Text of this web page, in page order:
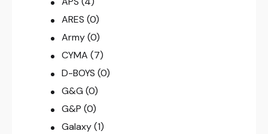
ARES (0)
Army (0)
CYMA (7)
D-BOYS (0)
G&G (0)
G&P (0)
Galaxy (1)